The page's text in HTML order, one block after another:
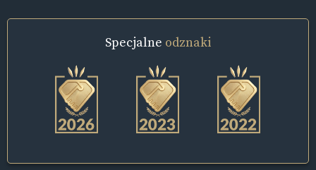
Specjalne odznaki